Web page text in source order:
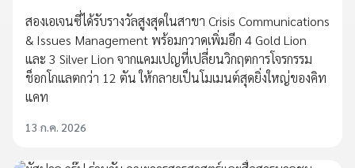
สองเอเจนซี่ได้รับรางวัลสูงสุดในสาขา Crisis Communications
& Issues Management พร้อมกวาดเพิ่มอีก 4 Gold Lion
และ 3 Silver Lion จากแคมเปญที่เปลี่ยนวิกฤตการโจรกรรม
ช็อกโกแลตกว่า 12 ตัน ให้กลายเป็นโมเมนต์สุดยิ่งใหญ่ของคิท
แคท
13 ก.ค. 2026